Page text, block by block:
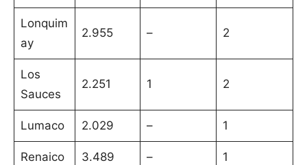
Lonquim
ay
2.955 – 2
Los
Sauces
2.251 1 2
Lumaco 2.029 – 1
Renaico 3.489 – 1